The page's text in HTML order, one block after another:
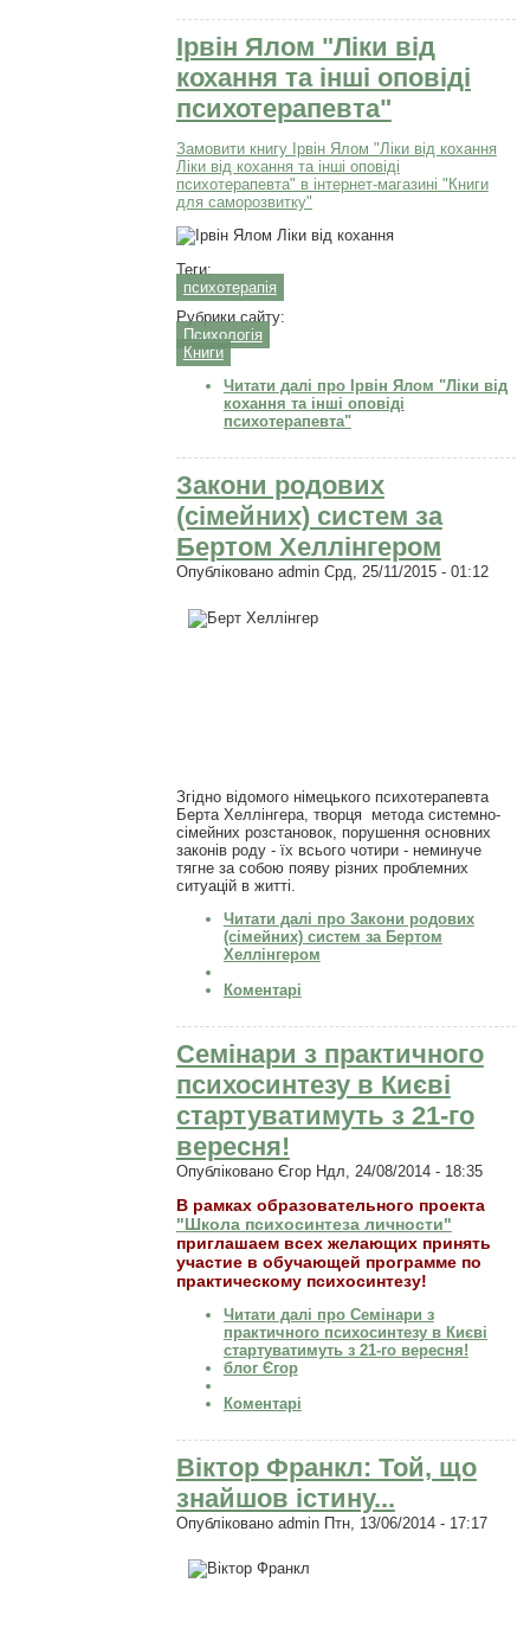
Ірвін Ялом "Ліки від
кохання та інші оповіді
психотерапевта"
Замовити книгу Ірвін Ялом "Ліки від кохання
Ліки від кохання та інші оповіді
психотерапевта" в інтернет-магазині "Книги
для саморозвитку"
Теги:
психотерапія
Рубрики сайту:
Психологія
Книги
Читати далі про Ірвін Ялом "Ліки від
кохання та інші оповіді
психотерапевта"
Закони родових
(сімейних) систем за
Бертом Хеллінгером
Опубліковано adminСрд, 25/11/2015 - 01:12
Згідно відомого німецького психотерапевта
Берта Хеллінгера, творця метода системно-
сімейних розстановок, порушення основних
законів роду - їх всього чотири - неминуче
тягне за собою появу різних проблемних
ситуацій в житті.
Читати далі про Закони родових
(сімейних) систем за Бертом
Хеллінгером
Коментарі
Семінари з практичного
психосинтезу в Києві
стартуватимуть з 21-го
вересня!
Опубліковано ЄгорНдл, 24/08/2014 - 18:35
В рамках образовательного проекта
"Школа психосинтеза личности"
приглашаем всех желающих принять
участие в обучающей программе по
практическому психосинтезу!
Читати далі про Семінари з
практичного психосинтезу в Києві
стартуватимуть з 21-го вересня!
блог Єгор
Коментарі
Віктор Франкл: Той, що
знайшов істину...
Опубліковано adminПтн, 13/06/2014 - 17:17